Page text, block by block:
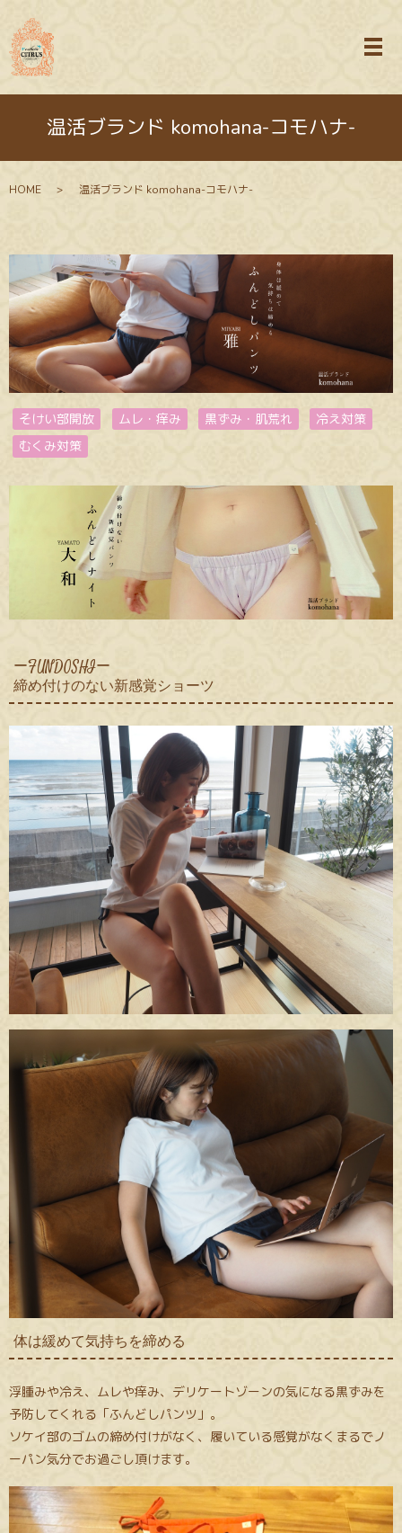
メ
温活ブランド komohana-コモハナ-
HOME 温活ブランド komohana-コモハナ-
そけい部開放 ムレ・痒み 黒ずみ・肌荒れ
冷え対策
むくみ対策
ーFUNDOSHIー
締め付けのない新感覚ショーツ
体は緩めて気持ちを締める
浮腫みや冷え、ムレや痒み、デリケートゾーンの気になる黒ずみを
予防してくれる「ふんどしパンツ」。
ソケイ部のゴムの締め付けがなく、履いている感覚がなくまるでノ
ーパン気分でお過ごし頂けます。